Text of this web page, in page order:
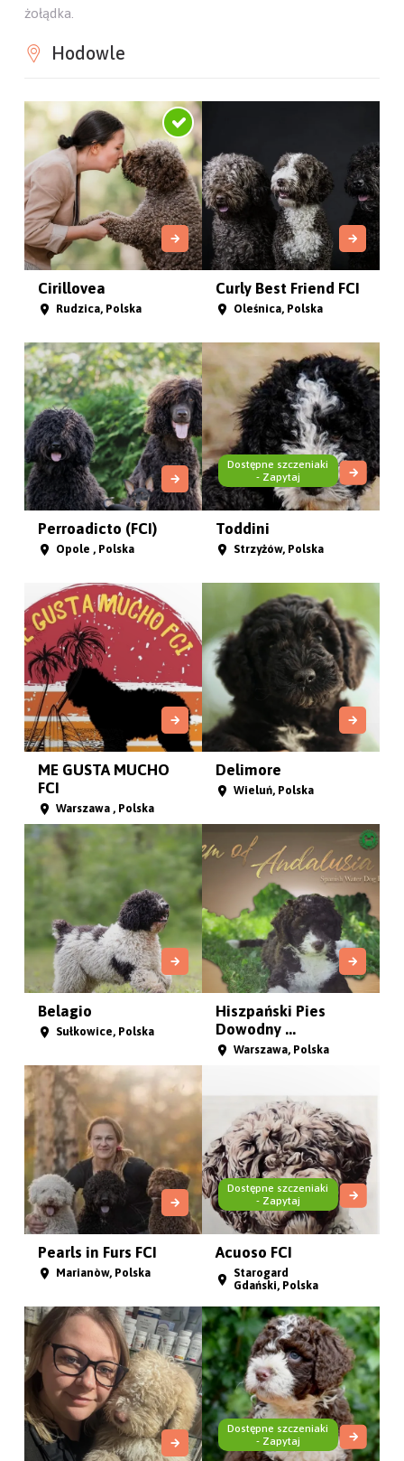
żołądka.
Hodowle
Cirillovea
Rudzica, Polska
Curly Best Friend FCI
Oleśnica, Polska
Perroadicto (FCI)
Opole , Polska
Dostępne szczeniaki
- Zapytaj
Toddini
Strzyżów, Polska
ME GUSTA MUCHO
FCI
Warszawa , Polska
Delimore
Wieluń, Polska
Belagio
Sułkowice, Polska
Hiszpański Pies
Dowodny ...
Warszawa, Polska
Pearls in Furs FCI
Marianòw, Polska
Dostępne szczeniaki
- Zapytaj
Acuoso FCI
Starogard
Gdański, Polska
Dostępne szczeniaki
- Zapytaj